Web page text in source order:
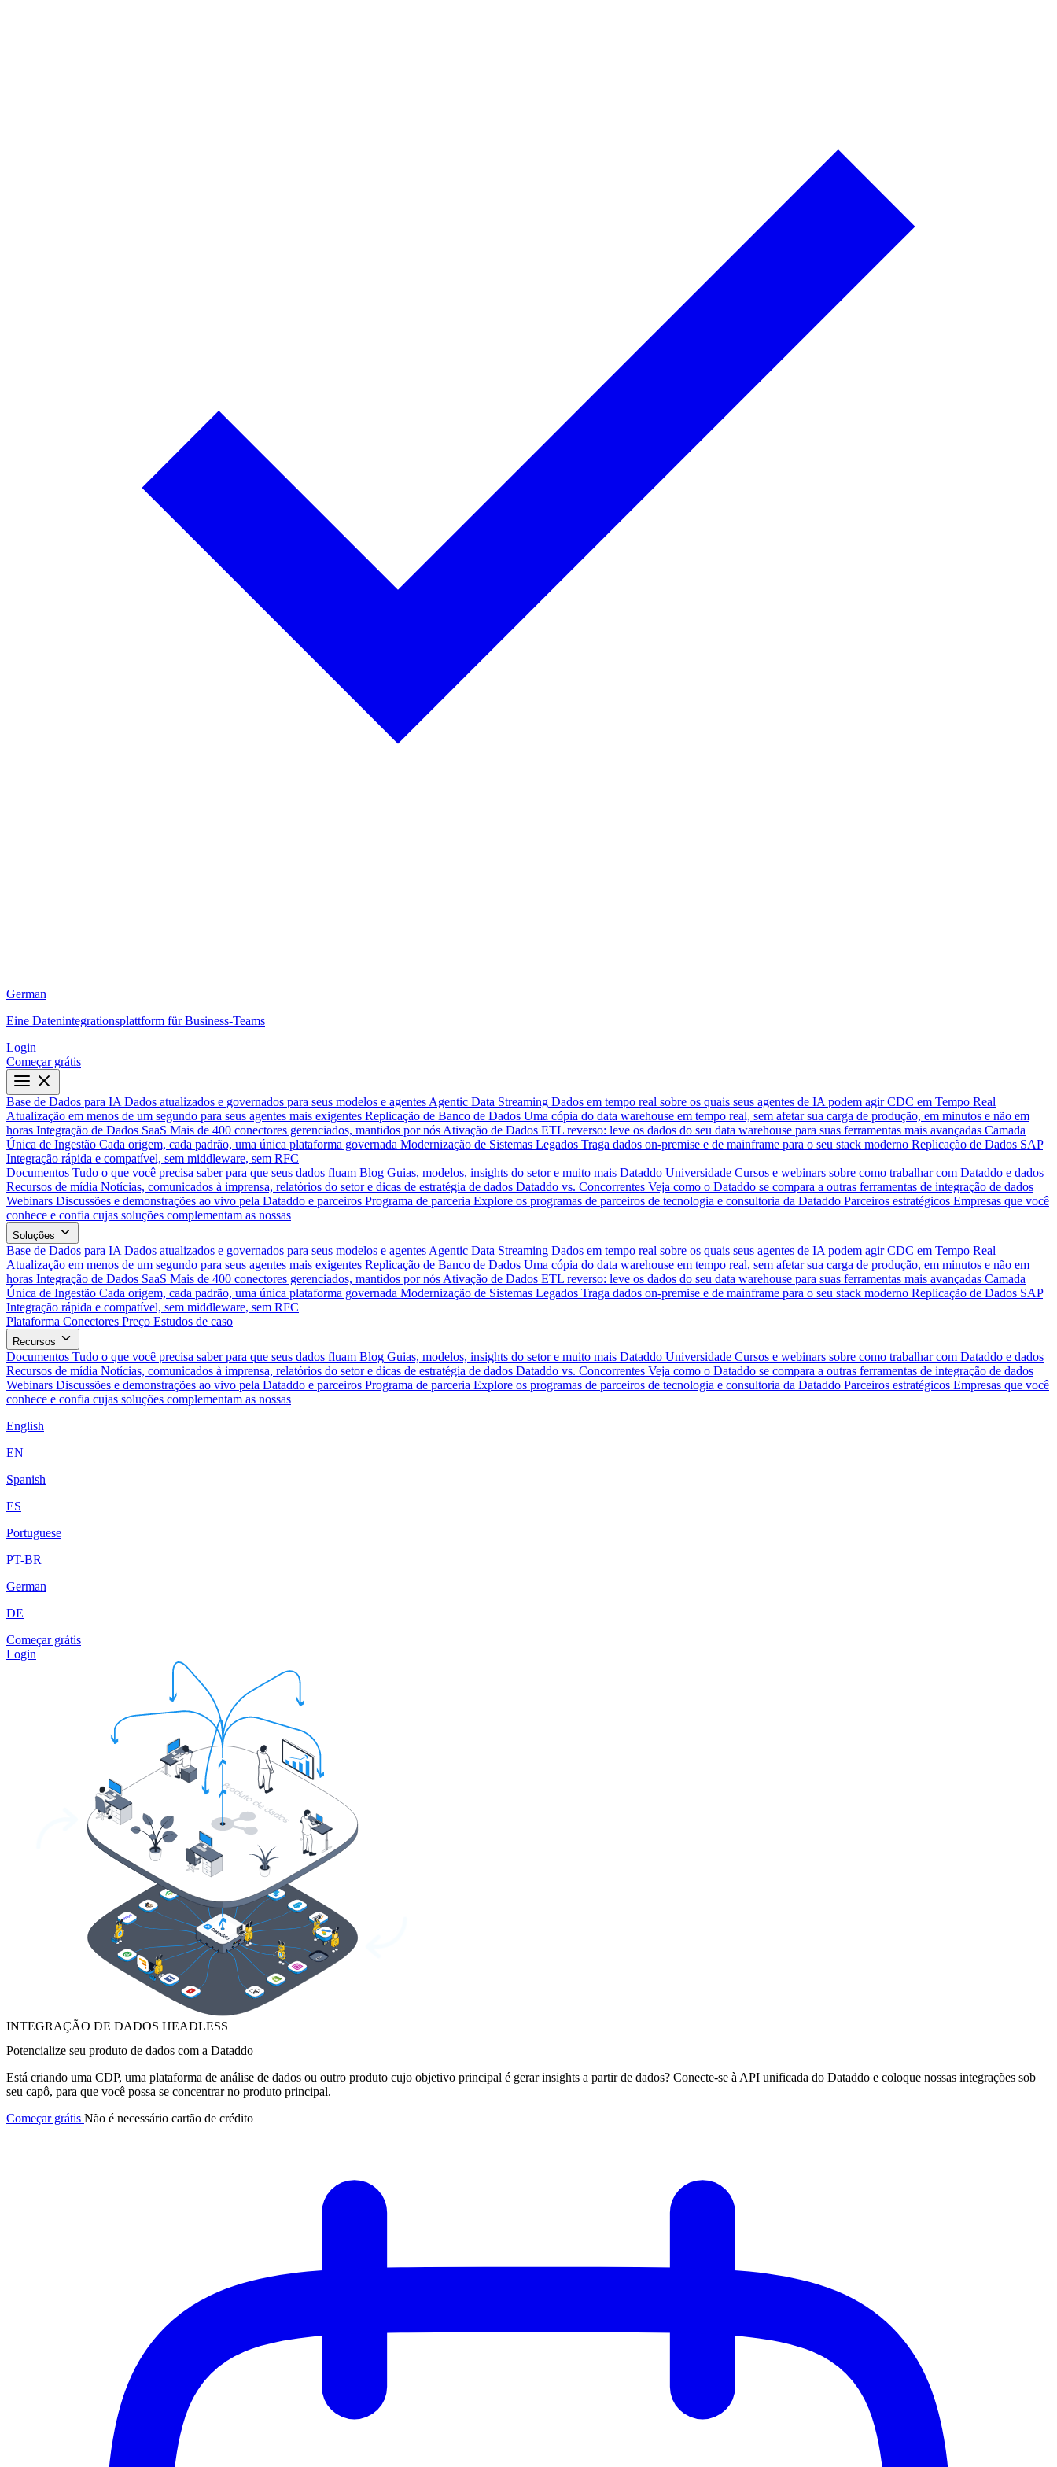
German
Eine Datenintegrationsplattform für Business-Teams
Login
Começar grátis
Base de Dados para IA Dados atualizados e governados para seus modelos e agentes Agentic Data Streaming Dados em tempo real sobre os quais seus agentes de IA podem agir CDC em Tempo Real
Atualização em menos de um segundo para seus agentes mais exigentes Replicação de Banco de Dados Uma cópia do data warehouse em tempo real, sem afetar sua carga de produção, em minutos e não em
horas Integração de Dados SaaS Mais de 400 conectores gerenciados, mantidos por nós Ativação de Dados ETL reverso: leve os dados do seu data warehouse para suas ferramentas mais avançadas Camada
Única de Ingestão Cada origem, cada padrão, uma única plataforma governada Modernização de Sistemas Legados Traga dados on-premise e de mainframe para o seu stack moderno Replicação de Dados SAP
Integração rápida e compatível, sem middleware, sem RFC
Documentos Tudo o que você precisa saber para que seus dados fluam Blog Guias, modelos, insights do setor e muito mais Dataddo Universidade Cursos e webinars sobre como trabalhar com Dataddo e dados
Recursos de mídia Notícias, comunicados à imprensa, relatórios do setor e dicas de estratégia de dados Dataddo vs. Concorrentes Veja como o Dataddo se compara a outras ferramentas de integração de dados
Webinars Discussões e demonstrações ao vivo pela Dataddo e parceiros Programa de parceria Explore os programas de parceiros de tecnologia e consultoria da Dataddo Parceiros estratégicos Empresas que você
conhece e confia cujas soluções complementam as nossas
Soluções
Base de Dados para IA Dados atualizados e governados para seus modelos e agentes Agentic Data Streaming Dados em tempo real sobre os quais seus agentes de IA podem agir CDC em Tempo Real
Atualização em menos de um segundo para seus agentes mais exigentes Replicação de Banco de Dados Uma cópia do data warehouse em tempo real, sem afetar sua carga de produção, em minutos e não em
horas Integração de Dados SaaS Mais de 400 conectores gerenciados, mantidos por nós Ativação de Dados ETL reverso: leve os dados do seu data warehouse para suas ferramentas mais avançadas Camada
Única de Ingestão Cada origem, cada padrão, uma única plataforma governada Modernização de Sistemas Legados Traga dados on-premise e de mainframe para o seu stack moderno Replicação de Dados SAP
Integração rápida e compatível, sem middleware, sem RFC
Plataforma Conectores Preço Estudos de caso
Recursos
Documentos Tudo o que você precisa saber para que seus dados fluam Blog Guias, modelos, insights do setor e muito mais Dataddo Universidade Cursos e webinars sobre como trabalhar com Dataddo e dados
Recursos de mídia Notícias, comunicados à imprensa, relatórios do setor e dicas de estratégia de dados Dataddo vs. Concorrentes Veja como o Dataddo se compara a outras ferramentas de integração de dados
Webinars Discussões e demonstrações ao vivo pela Dataddo e parceiros Programa de parceria Explore os programas de parceiros de tecnologia e consultoria da Dataddo Parceiros estratégicos Empresas que você
conhece e confia cujas soluções complementam as nossas
English
EN
Spanish
ES
Portuguese
PT-BR
German
DE
Começar grátis
Login
INTEGRAÇÃO DE DADOS HEADLESS
Potencialize seu produto de dados com a Dataddo
Está criando uma CDP, uma plataforma de análise de dados ou outro produto cujo objetivo principal é gerar insights a partir de dados? Conecte-se à API unificada do Dataddo e coloque nossas integrações sob
seu capô, para que você possa se concentrar no produto principal.
Começar grátis Não é necessário cartão de crédito